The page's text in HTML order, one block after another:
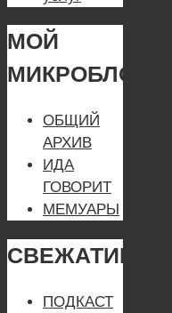
МОЙ
МИКРОБЛОГ:
ОБЩИЙ
АРХИВ
ИДА
ГОВОРИТ
МЕМУАРЫ
СВЕЖАТИНА:
ПОДКАСТ